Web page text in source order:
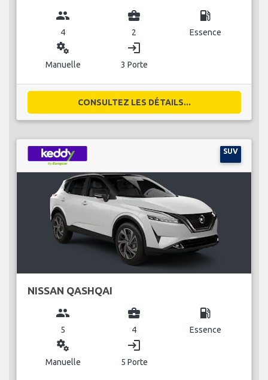
group
4
business_center
2
local_gas_station
Essence
miscellaneous_services
Manuelle
login
3 Porte
CONSULTEZ LES DÉTAILS...
SUV
NISSAN QASHQAI
group
5
business_center
4
local_gas_station
Essence
miscellaneous_services
Manuelle
login
5 Porte